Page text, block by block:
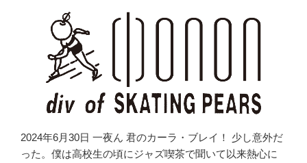
2024年6月30日 一夜ん 君のカーラ・ブレイ！ 少し意外だ
った。僕は高校生の頃にジャズ喫茶で聞いて以来熱心に